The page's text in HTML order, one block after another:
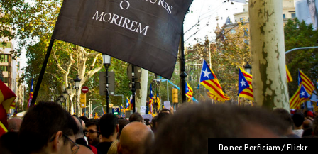
Donec Perficiam/ Flickr